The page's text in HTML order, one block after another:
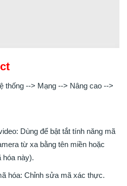
thống --> Mạng --> Nâng cao -->
Dùng để bật tắt tính năng mã
từ xa bằng tên miền hoặc
hóa này).
hóa: Chỉnh sửa mã xác thực.